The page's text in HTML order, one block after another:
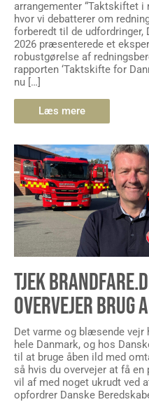
arrangementer “Taktskiftet i
hvor vi debatterer om
forberedt til de udfordringer,
2026 præsenterede et
robustgørelse af
rapporten ‘Taktskifte for
nu […]
Læs mere
TJEK
OVERVEJER BRUG
Det varme og blæsende
hele Danmark, og hos
til at bruge åben ild med
så hvis du overvejer at få
vil af med noget ukrudt ved
opfordrer Danske